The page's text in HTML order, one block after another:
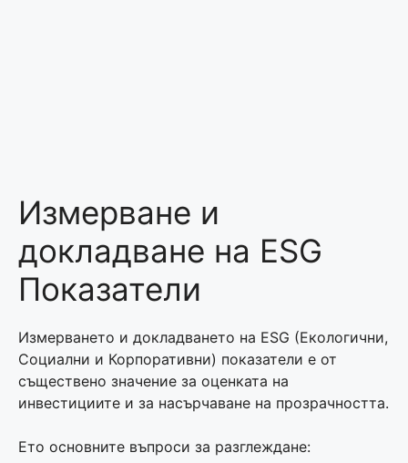
Измерване и
докладване на ESG
Показатели
Измерването и докладването на ESG (Екологични,
Социални и Корпоративни) показатели е от
съществено значение за оценката на
инвестициите и за насърчаване на прозрачността.
Ето основните въпроси за разглеждане: